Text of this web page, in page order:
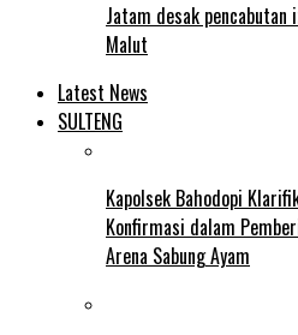
Jatam desak
Malut
Latest News
SULTENG
Kapolsek Bahodopi
Konfirmasi dalam
Arena Sabung Ayam